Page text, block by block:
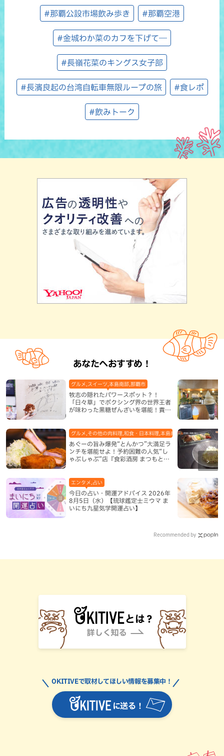
#那覇公設市場飲み歩き #那覇空港
#金城わか菜のカフを下げて―
#長嶺花菜のキングス女子部
#長濱良起の台湾自転車無限ループの旅 #食レポ
#飲みトーク
あなたへおすすめ！
牧志の隠れたパワースポット？！
「日々草」でボクシング界の世界王者
が味わった黒糖ぜんざいを堪能！貴重
グルメ,スイーツ,本島南部,那覇市
あぐーの旨み爆発“とんかつ”大満足ラ
ンチを堪能せよ！予約困難の人気“し
ゃぶしゃぶ”店『食彩酒房 まつもと』
グルメ,その他の肉料理,和食・日本料理,本島南部,那覇市
今日の占い・開運アドバイス 2026年
8月5日（水）【琉球鑑定士ミウマ ま
いにち九星気学開運占い】
エンタメ,占い
Recommended by
に送る！
OKITIVEで取材してほしい情報を募集中！